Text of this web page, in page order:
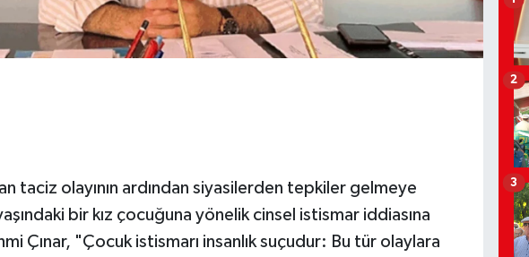
taciz olayının ardından siyasilerden tepkiler gelmeye
bir kız çocuğuna yönelik cinsel istismar iddiasına
Çınar, "Çocuk istismarı insanlık suçudur: Bu tür olaylara
2
3